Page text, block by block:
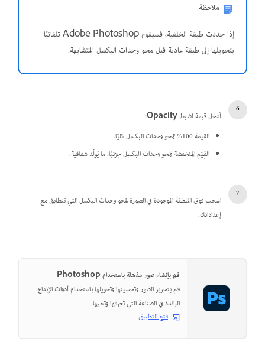
ملاحظة
إذا حددت طبقة الخلفية، فسيقوم Adobe Photoshop تلقائيًا
بتحويلها إلى طبقة عادية قبل محو وحدات البكسل المتشابهة.
أدخل قيمة لضبطOpacity:
القيمة 100% تمحو وحدات البكسل كليًا.
القِيَم المنخفضة تمحو وحدات البكسل جزئيًا، ما يُولِّد شفافية.
اسحب فوق المنطقة الموجودة في الصورة لمحو وحدات البكسل التي تتطابق مع
إعداداتك.
قم بإنشاء صور مذهلة باستخدام Photoshop
قم بتحرير الصور وتحسينها وتحويلها باستخدام أدوات الإبداع
الرائدة في الصناعة التي تعرفها وتحبها.
فتح التطبيق